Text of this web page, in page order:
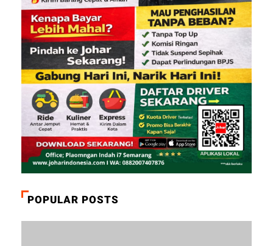
POPULAR POSTS